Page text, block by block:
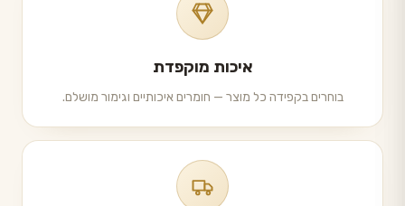
איכות מוקפדת
בוחרים בקפידה כל מוצר — חומרים איכותיים וגימור מושלם.